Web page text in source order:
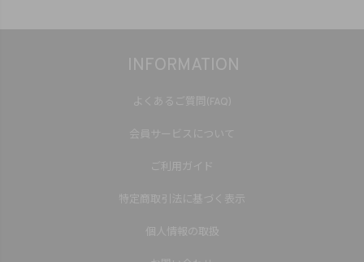
INFORMATION
よくあるご質問(FAQ)
会員サービスについて
ご利用ガイド
特定商取引法に基づく表示
個人情報の取扱